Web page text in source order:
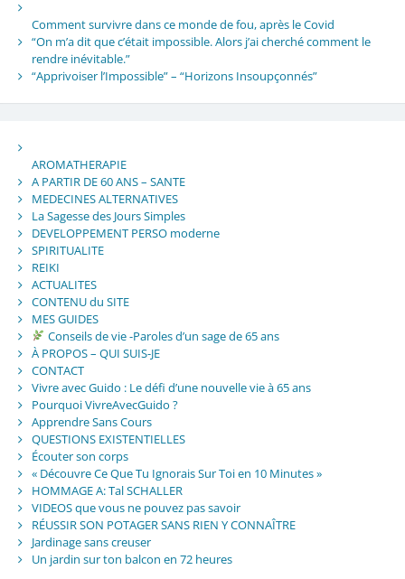
Comment survivre dans ce monde de fou, après le Covid
“On m’a dit que c’était impossible. Alors j’ai cherché comment le
rendre inévitable.”
“Apprivoiser l’Impossible” – “Horizons Insoupçonnés”
AROMATHERAPIE
A PARTIR DE 60 ANS – SANTE
MEDECINES ALTERNATIVES
La Sagesse des Jours Simples
DEVELOPPEMENT PERSO moderne
SPIRITUALITE
REIKI
ACTUALITES
CONTENU du SITE
MES GUIDES
Conseils de vie -Paroles d’un sage de 65 ans
À PROPOS – QUI SUIS-JE
CONTACT
Vivre avec Guido : Le défi d’une nouvelle vie à 65 ans
Pourquoi VivreAvecGuido ?
Apprendre Sans Cours
QUESTIONS EXISTENTIELLES
Écouter son corps
« Découvre Ce Que Tu Ignorais Sur Toi en 10 Minutes »
HOMMAGE A: Tal SCHALLER
VIDEOS que vous ne pouvez pas savoir
RÉUSSIR SON POTAGER SANS RIEN Y CONNAÎTRE
Jardinage sans creuser
Un jardin sur ton balcon en 72 heures